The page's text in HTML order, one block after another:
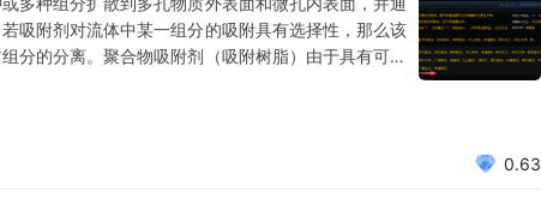
吸附剂对流体中某一组分的吸附具有选择性，那么该
分的分离。聚合物吸附剂（吸附树脂）由于具有可调
，流体中的一种或多种组分扩散到多孔物质外表面
0.63